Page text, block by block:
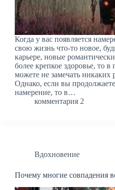
Когда у вас появляется
свою жизнь что-то новое,
карьере, новые
более крепкое здоровье, то
можете не замечать никаких
Однако, если вы
намерение, то в…
комментария 2
Вдохновение
Почему многие совпадения